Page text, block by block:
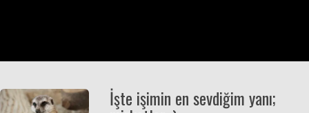
İşte işimin en sevdiğim yanı;